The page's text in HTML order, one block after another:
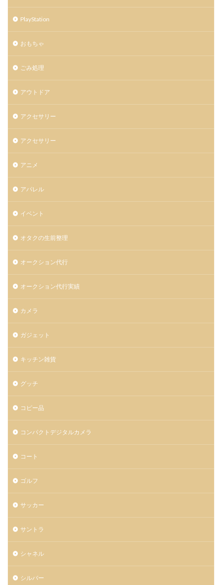
PlayStation
おもちゃ
ごみ処理
アウトドア
アクセサリー
アクセサリー
アニメ
アパレル
イベント
オタクの生前整理
オークション代行
オークション代行実績
カメラ
ガジェット
キッチン雑貨
グッチ
コピー品
コンパクトデジタルカメラ
コート
ゴルフ
サッカー
サントラ
シャネル
シルバー